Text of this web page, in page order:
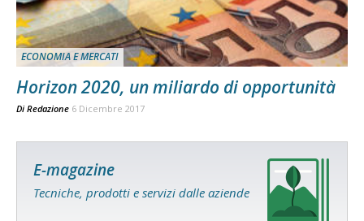
ECONOMIA E MERCATI
Horizon 2020, un miliardo di opportunità
Di Redazione 6 Dicembre 2017
E-magazine
Tecniche, prodotti e servizi dalle aziende